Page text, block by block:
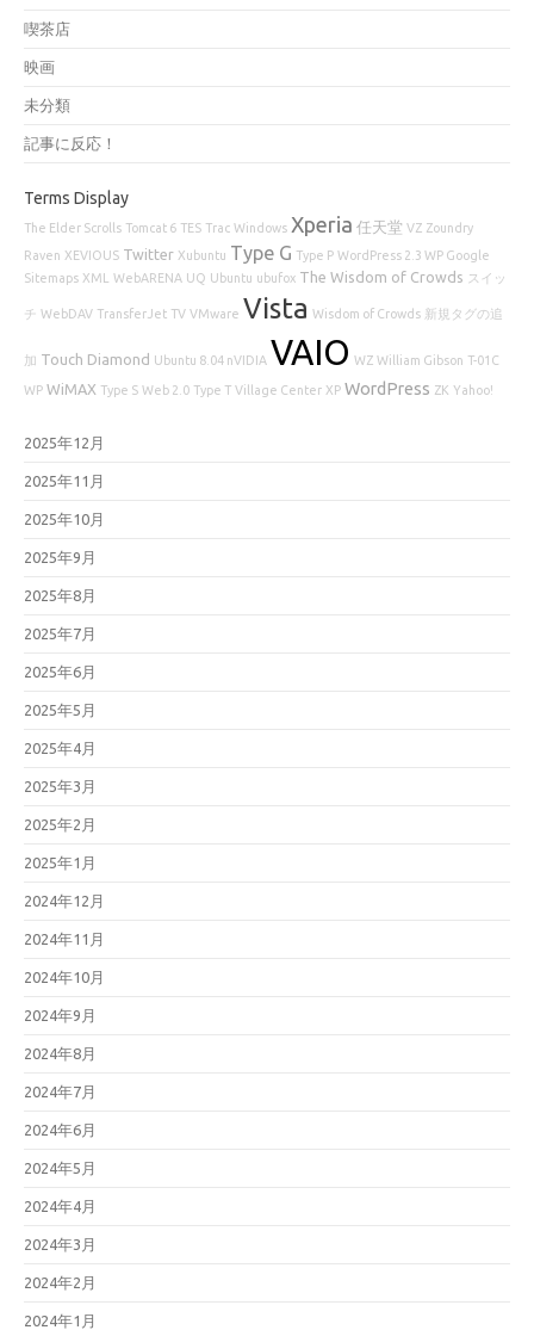
喫茶店
映画
未分類
記事に反応！
Terms Display
The Elder Scrolls Tomcat 6 TES Trac Windows Xperia 任天堂 VZ Zoundry
Raven XEVIOUS Twitter Xubuntu Type G Type P WordPress 2.3 WP Google
Sitemaps XML WebARENA UQ Ubuntu ubufox The Wisdom of Crowds スイッ
チ WebDAV TransferJet TV VMware Vista Wisdom of Crowds 新規タグの追
加 Touch Diamond Ubuntu 8.04 nVIDIA VAIO WZ William Gibson T-01C
WP WiMAX Type S Web 2.0 Type T Village Center XP WordPress ZK Yahoo!
2025年12月
2025年11月
2025年10月
2025年9月
2025年8月
2025年7月
2025年6月
2025年5月
2025年4月
2025年3月
2025年2月
2025年1月
2024年12月
2024年11月
2024年10月
2024年9月
2024年8月
2024年7月
2024年6月
2024年5月
2024年4月
2024年3月
2024年2月
2024年1月